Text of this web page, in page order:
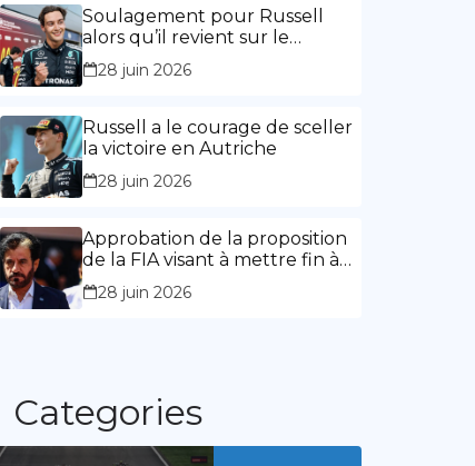
l’expérience »
Soulagement pour Russell
alors qu’il revient sur le
chemin de la victoire
28 juin 2026
Russell a le courage de sceller
la victoire en Autriche
28 juin 2026
Approbation de la proposition
de la FIA visant à mettre fin à
la limitation des mandats de
présidence
28 juin 2026
Categories